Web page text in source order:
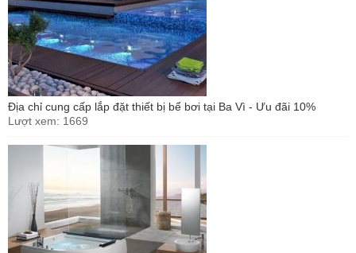
Địa chỉ cung cấp lắp đặt thiết bị bể bơi tại Ba Vì - Ưu đãi 10%
Lượt xem: 1669